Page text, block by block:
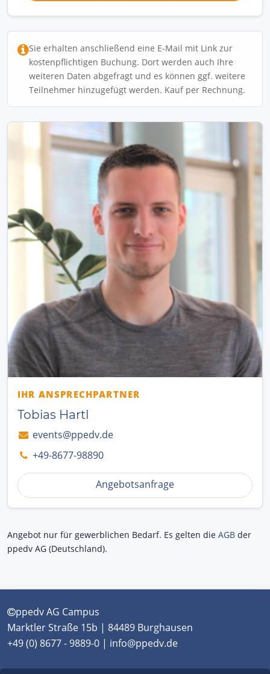
Sie erhalten anschließend eine E-Mail mit Link zur
kostenpflichtigen Buchung. Dort werden auch Ihre
weiteren Daten abgefragt und es können ggf. weitere
Teilnehmer hinzugefügt werden. Kauf per Rechnung.
IHR ANSPRECHPARTNER
Tobias Hartl
events@ppedv.de
+49-8677-98890
Angebotsanfrage
Angebot nur für gewerblichen Bedarf. Es gelten die AGB der
ppedv AG (Deutschland).
ppedv AG Campus
Marktler Straße 15b | 84489 Burghausen
+49 (0) 8677 - 9889-0 | info@ppedv.de